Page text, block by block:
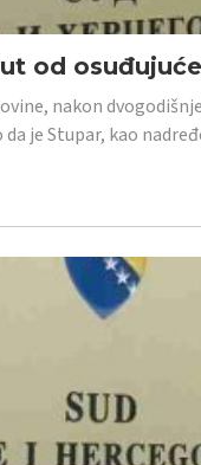
od
nakon
je Stupar, kao